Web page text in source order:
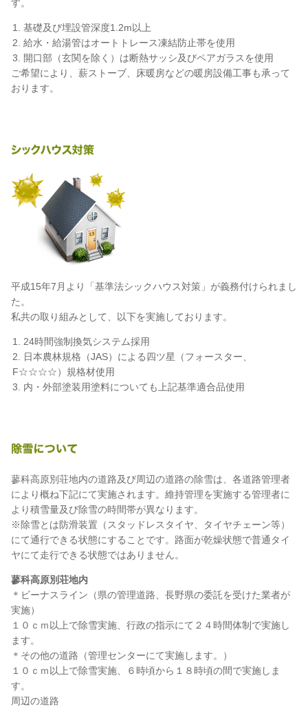
す。
基礎及び埋設管深度1.2m以上
給水・給湯管はオートトレース凍結防止帯を使用
開口部（玄関を除く）は断熱サッシ及びペアガラスを使用
ご希望により、薪ストーブ、床暖房などの暖房設備工事も承って
おります。
平成15年7月より「基準法シックハウス対策」が義務付けられまし
た。
私共の取り組みとして、以下を実施しております。
24時間強制換気システム採用
日本農林規格（JAS）による四ツ星（フォースター、
F☆☆☆☆）規格材使用
内・外部塗装用塗料についても上記基準適合品使用
蓼科高原別荘地内の道路及び周辺の道路の除雪は、各道路管理者
により概ね下記にて実施されます。維持管理を実施する管理者に
より積雪量及び除雪の時間帯が異なります。
※除雪とは防滑装置（スタッドレスタイヤ、タイヤチェーン等）
にて通行できる状態にすることです。路面が乾燥状態で普通タイ
ヤにて走行できる状態ではありません。
蓼科高原別荘地内
＊ビーナスライン（県の管理道路、長野県の委託を受けた業者が
実施）
１０ｃｍ以上で除雪実施、行政の指示にて２４時間体制で実施し
ます。
＊その他の道路（管理センターにて実施します。）
１０ｃｍ以上で除雪実施、６時頃から１８時頃の間で実施しま
す。
周辺の道路